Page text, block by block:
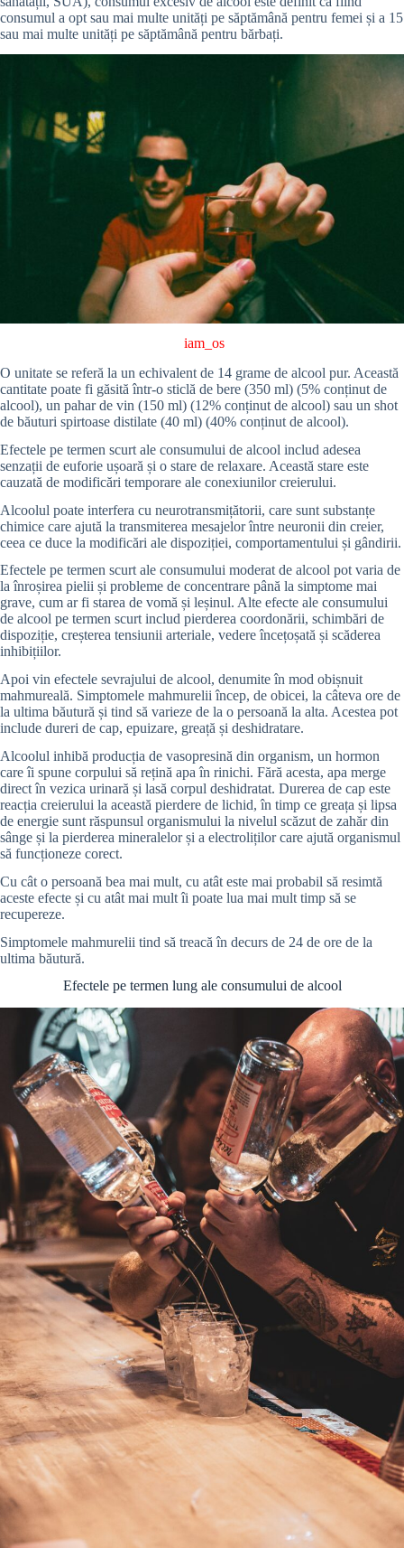
consumul a opt sau mai multe unități pe săptămână pentru femei și a 15
sau mai multe unități pe săptămână pentru bărbați.
iam_os
O unitate se referă la un echivalent de 14 grame de alcool pur. Această
cantitate poate fi găsită într-o sticlă de bere (350 ml) (5% conținut de
alcool), un pahar de vin (150 ml) (12% conținut de alcool) sau un shot
de băuturi spirtoase distilate (40 ml) (40% conținut de alcool).
Efectele pe termen scurt ale consumului de alcool includ adesea
senzații de euforie ușoară și o stare de relaxare. Această stare este
cauzată de modificări temporare ale conexiunilor creierului.
Alcoolul poate interfera cu neurotransmițătorii, care sunt substanțe
chimice care ajută la transmiterea mesajelor între neuronii din creier,
ceea ce duce la modificări ale dispoziției, comportamentului și gândirii.
Efectele pe termen scurt ale consumului moderat de alcool pot varia de
la înroșirea pielii și probleme de concentrare până la simptome mai
grave, cum ar fi starea de vomă și leșinul. Alte efecte ale consumului
de alcool pe termen scurt includ pierderea coordonării, schimbări de
dispoziție, creșterea tensiunii arteriale, vedere încețoșată și scăderea
inhibițiilor.
Apoi vin efectele sevrajului de alcool, denumite în mod obișnuit
mahmureală. Simptomele mahmurelii încep, de obicei, la câteva ore de
la ultima băutură și tind să varieze de la o persoană la alta. Acestea pot
include dureri de cap, epuizare, greață și deshidratare.
Alcoolul inhibă producția de vasopresină din organism, un hormon
care îi spune corpului să rețină apa în rinichi. Fără acesta, apa merge
direct în vezica urinară și lasă corpul deshidratat. Durerea de cap este
reacția creierului la această pierdere de lichid, în timp ce greața și lipsa
de energie sunt răspunsul organismului la nivelul scăzut de zahăr din
sânge și la pierderea mineralelor și a electroliților care ajută organismul
să funcționeze corect.
Cu cât o persoană bea mai mult, cu atât este mai probabil să resimtă
aceste efecte și cu atât mai mult îi poate lua mai mult timp să se
recupereze.
Simptomele mahmurelii tind să treacă în decurs de 24 de ore de la
ultima băutură.
Efectele pe termen lung ale consumului de alcool